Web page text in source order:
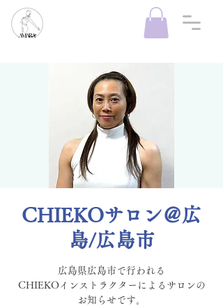
CHIEKOサロン＠広
島/広島市
広島県広島市で行われる
CHIEKOインストラクターによるサロンの
お知らせです。